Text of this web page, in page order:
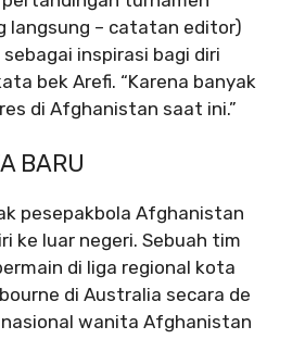
langsung – catatan editor)
inspirasi bagi diri
bek Arefi. “Karena banyak
di Afghanistan saat ini.”
BARU
pesepakbola Afghanistan
ke luar negeri. Sebuah tim
di liga regional kota
di Australia secara de
wanita Afghanistan